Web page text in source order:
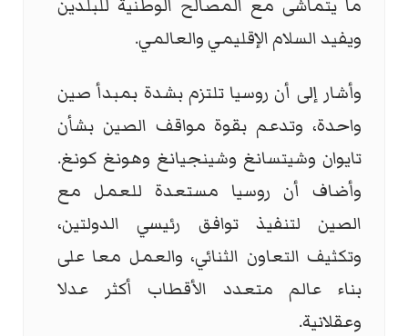
ما يتماشى مع المصالح الوطنية للبلدين
ويفيد السلام الإقليمي والعالمي.
وأشار إلى أن روسيا تلتزم بشدة بمبدأ صين
واحدة، وتدعم بقوة مواقف الصين بشأن
تايوان وشيتسانغ وشينجيانغ وهونغ كونغ.
وأضاف أن روسيا مستعدة للعمل مع
الصين لتنفيذ توافق رئيسي الدولتين،
وتكثيف التعاون الثنائي، والعمل معا على
بناء عالم متعدد الأقطاب أكثر عدلا
وعقلانية.